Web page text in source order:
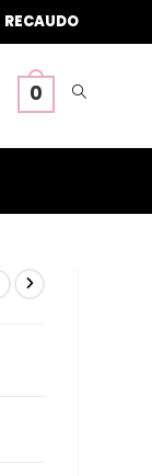
RECAUDO
0 Alternar